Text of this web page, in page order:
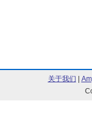
关于我们